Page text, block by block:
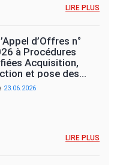
LIRE PLUS
d’Offres n°
à Procédures
Acquisition,
et pose des…
23.06.2026
LIRE PLUS